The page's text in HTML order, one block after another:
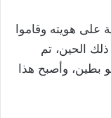
على هويته وقاموا
الحين، تم
بطين، وأصبح هذا